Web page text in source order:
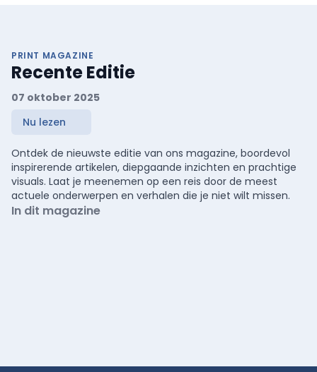
PRINT MAGAZINE
Recente Editie
07 oktober 2025
Nu lezen
Ontdek de nieuwste editie van ons magazine, boordevol
inspirerende artikelen, diepgaande inzichten en prachtige
visuals. Laat je meenemen op een reis door de meest
actuele onderwerpen en verhalen die je niet wilt missen.
In dit magazine